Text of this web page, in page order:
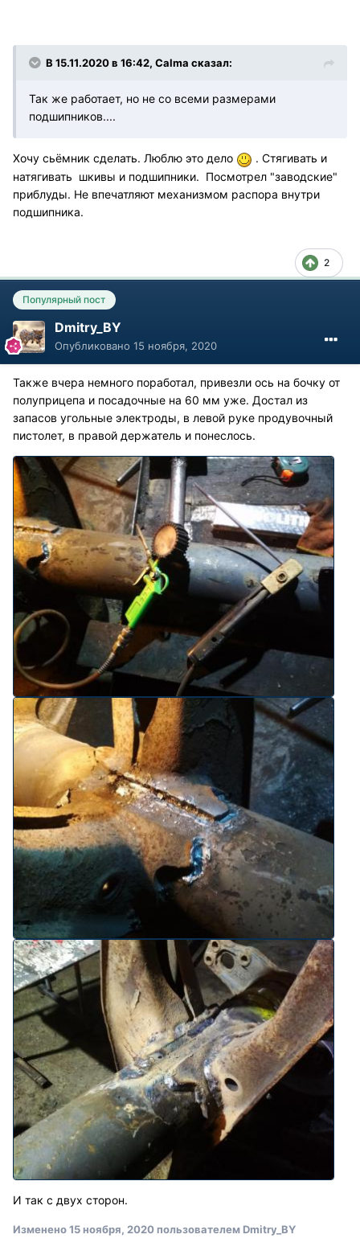
В 15.11.2020 в 16:42, Calma сказал:
Так же работает, но не со всеми размерами
подшипников....
Хочу сьёмник сделать. Люблю это дело
. Стягивать и
натягивать шкивы и подшипники. Посмотрел "заводские"
приблуды. Не впечатляют механизмом распора внутри
подшипника.
2
Популярный пост
Dmitry_BY
Опубликовано 15 ноября, 2020
Также вчера немного поработал, привезли ось на бочку от
полуприцепа и посадочные на 60 мм уже. Достал из
запасов угольные электроды, в левой руке продувочный
пистолет, в правой держатель и понеслось.
И так с двух сторон.
Изменено15 ноября, 2020пользователем Dmitry_BY